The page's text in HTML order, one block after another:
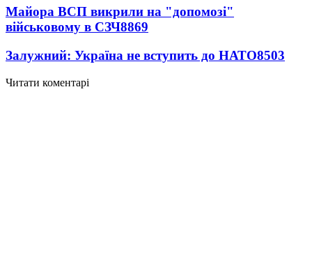
Майора ВСП викрили на "допомозі"
військовому в СЗЧ8869
Залужний: Україна не вступить до НАТО8503
Читати коментарі